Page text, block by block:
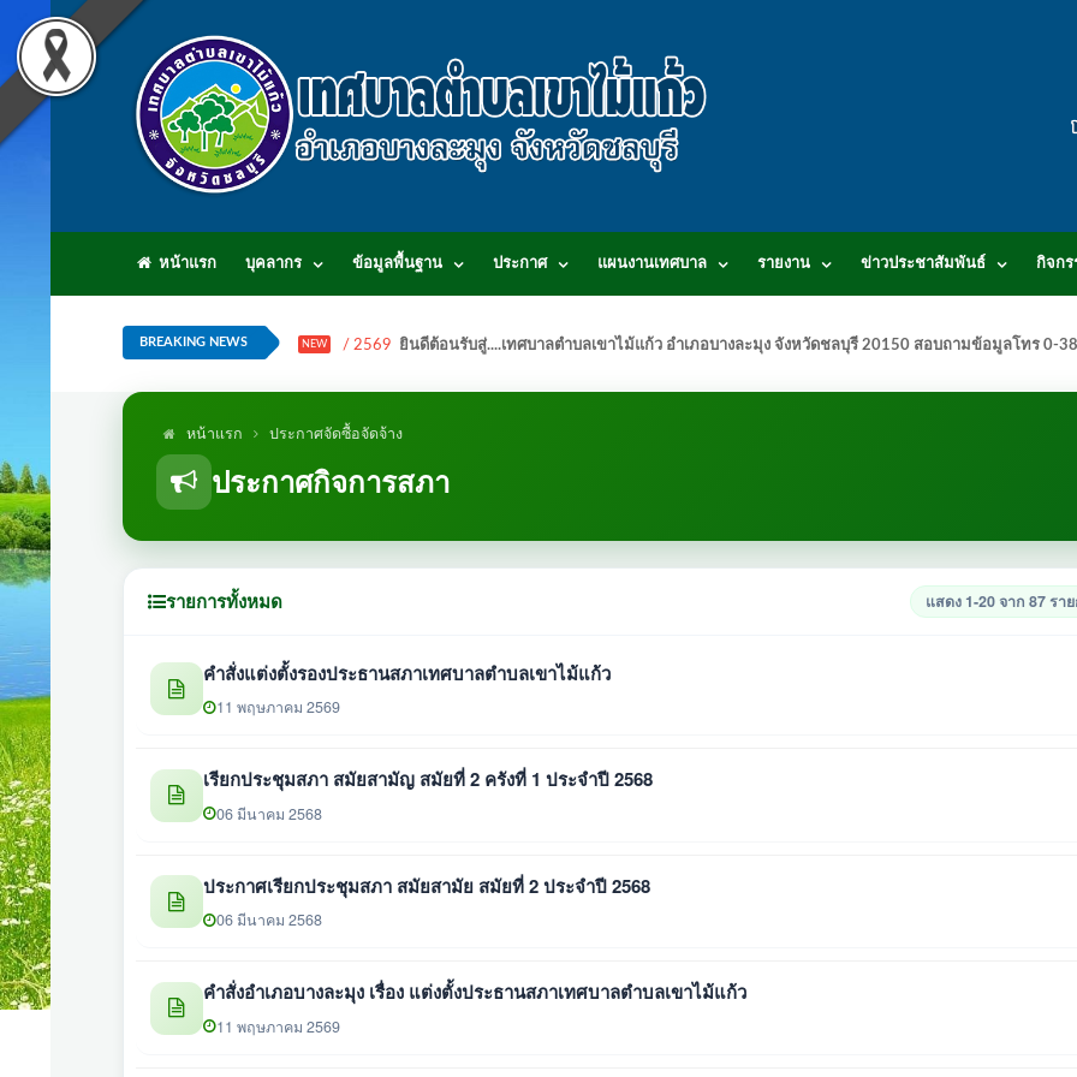
หน้าแรก บุคลากร ข้อมูลพื้นฐาน ประกาศ แผนงานเทศบาล รายงาน ข่าวประชาสัมพันธ์ กิจกร
BREAKING NEWS NEW / 2569 ยินดีต้อนรับสู่....เทศบาลตำบลเขาไม้แก้ว อำเภอบางละมุง จังหวัดชลบุรี 20150 สอบถามข้อมูลโทร 0-
หน้าแรก ประกาศจัดซื้อจัดจ้าง
ประกาศกิจการสภา
รายการทั้งหมด แสดง 1-20 จาก 87 รา
คำสั่งแต่งตั้งรองประธานสภาเทศบาลตำบลเขาไม้แก้ว
11 พฤษภาคม 2569
เรียกประชุมสภา สมัยสามัญ สมัยที่ 2 ครังที่ 1 ประจำปี 2568
06 มีนาคม 2568
ประกาศเรียกประชุมสภา สมัยสามัย สมัยที่ 2 ประจำปี 2568
06 มีนาคม 2568
คำสั่งอำเภอบางละมุง เรื่อง แต่งตั้งประธานสภาเทศบาลตำบลเขาไม้แก้ว
11 พฤษภาคม 2569